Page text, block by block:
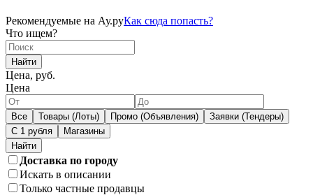
Рекомендуемые на Ау.руКак сюда попасть?
Что ищем?
Найти
Цена, руб.
Цена
Все Товары (Лоты) Промо (Объявления)
Заявки (Тендеры)
С 1 рубля
Магазины
Доставка по городу
Искать в описании
Только частные продавцы